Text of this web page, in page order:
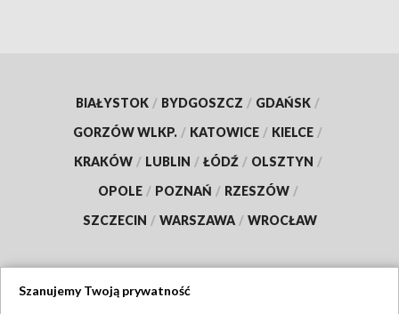
BIAŁYSTOK / BYDGOSZCZ / GDAŃSK /
GORZÓW WLKP. / KATOWICE / KIELCE /
KRAKÓW / LUBLIN / ŁÓDŹ / OLSZTYN /
OPOLE / POZNAŃ / RZESZÓW /
SZCZECIN / WARSZAWA / WROCŁAW
Szanujemy Twoją prywatność